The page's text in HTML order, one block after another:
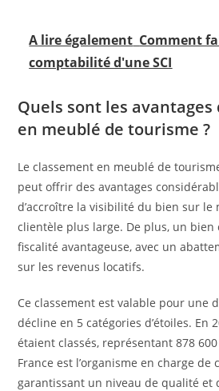
A lire également Comment
comptabilité d'une SCI
Quels sont les
en meublé de tourisme ?
Le classement en meublé de
peut offrir des avantages
d’accroître la visibilité du bien sur le
clientèle plus large. De plus, un bien
fiscalité avantageuse, avec un
sur les revenus locatifs.
Ce classement est valable pour une
décline en 5 catégories d’étoiles. En
étaient classés, représentant 878
France est l’organisme en charge de
garantissant un niveau de qualité et